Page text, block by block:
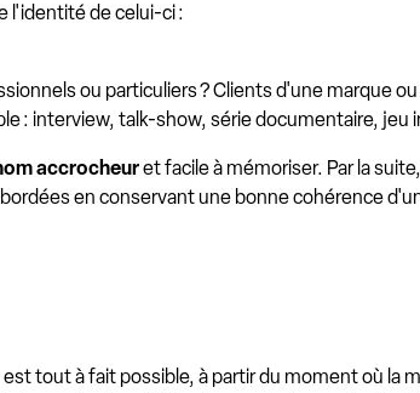
l'identité de celui-ci :
ou particuliers ? Clients d'une marque
: interview, talk-show, série documentaire, jeu
accrocheuret facile à mémoriser. Par la
en conservant une bonne cohérence
tout à fait possible, à partir du moment où la